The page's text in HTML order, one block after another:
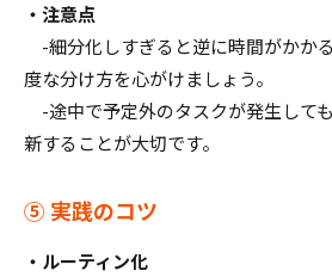
・注意点
-細分化しすぎると逆に時間がかか
度な分け方を心がけましょう。
-途中で予定外のタスクが発生して
新することが大切です。
⑤ 実践のコツ
・ルーティン化